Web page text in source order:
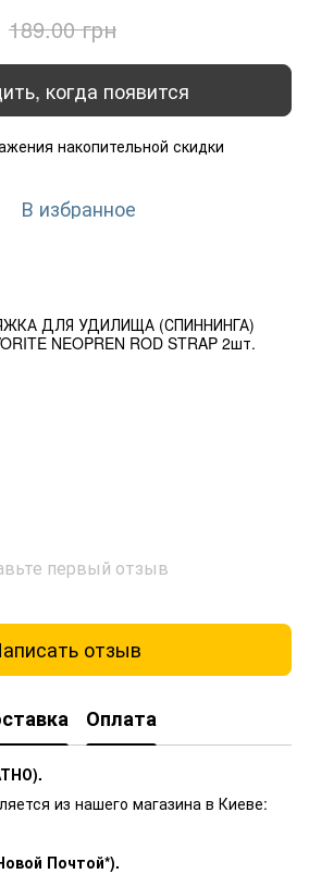
189.00 грн
когда появится
накопительной скидки
В избранное
ДЛЯ УДИЛИЩА (СПИННИНГА)
NEOPREN ROD STRAP 2шт.
первый отзыв
отзыв
Оплата
из нашего магазина в Киеве:
Почтой*).